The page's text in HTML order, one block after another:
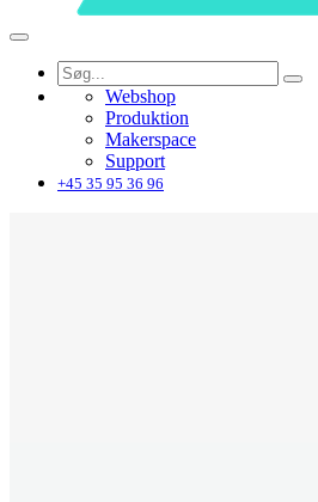
Webshop
Produktion
Makerspace
Support
+45 35 95 36 96